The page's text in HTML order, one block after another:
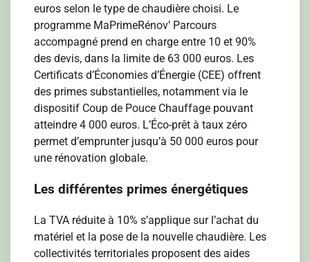
euros selon le type de chaudière choisi. Le
programme MaPrimeRénov’ Parcours
accompagné prend en charge entre 10 et 90%
des devis, dans la limite de 63 000 euros. Les
Certificats d’Économies d’Énergie (CEE) offrent
des primes substantielles, notamment via le
dispositif Coup de Pouce Chauffage pouvant
atteindre 4 000 euros. L’Éco-prêt à taux zéro
permet d’emprunter jusqu’à 50 000 euros pour
une rénovation globale.
Les différentes primes énergétiques
La TVA réduite à 10% s’applique sur l’achat du
matériel et la pose de la nouvelle chaudière. Les
collectivités territoriales proposent des aides